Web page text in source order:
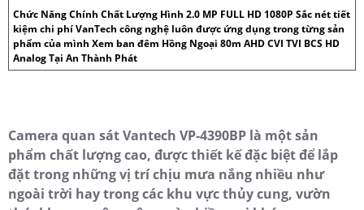
Chức Năng Chính Chất Lượng Hình 2.0 MP FULL HD 1080P Sắc nét tiết
kiệm chi phí VanTech công nghệ luôn được ứng dụng trong từng sản
phẩm của mình Xem ban đêm Hồng Ngoại 80m AHD CVI TVI BCS HD
Analog Tại An Thành Phát
Camera quan sát Vantech VP-4390BP là một sản
phẩm chất lượng cao, được thiết kế đặc biệt để lắp
đặt trong những vị trí chịu mưa nắng nhiều như
ngoài trời hay trong các khu vực thủy cung, vườn